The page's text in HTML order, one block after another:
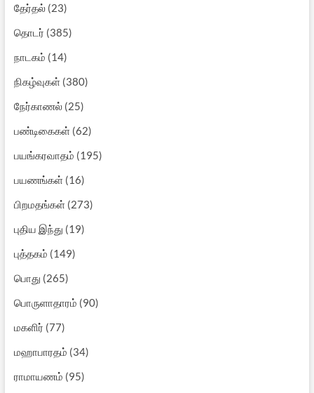
தேர்தல்(23)
தொடர் (385)
நாடகம் (14)
நிகழ்வுகள்(380)
நேர்காணல்(25)
பண்டிகைகள்(62)
பயங்கரவாதம் (195)
பயணங்கள்(16)
பிறமதங்கள்(273)
புதிய இந்து (19)
புத்தகம் (149)
பொது (265)
பொருளாதாரம் (90)
மகளிர் (77)
மஹாபாரதம் (34)
ராமாயணம் (95)